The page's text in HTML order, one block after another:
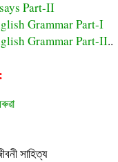
Part-II
Grammar Part-I
Grammar Part-II..
সাহিত্য